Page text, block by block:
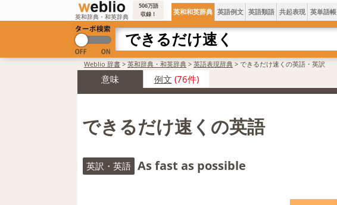
英和辞典・和英辞典
506万語
収録！
英和和英辞典 英語例文 英語類語 共起表現 英単語帳
Weblio 辞書 > 英和辞典・和英辞典 > 英語表現辞典 > できるだけ速くの英語・英訳
意味 例文 (76件)
できるだけ速くの英語
英訳・英語 As fast as possible